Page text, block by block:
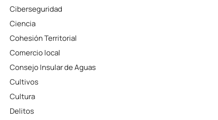
Ciberseguridad
Ciencia
Cohesión Territorial
Comercio local
Consejo Insular de Aguas
Cultivos
Cultura
Delitos